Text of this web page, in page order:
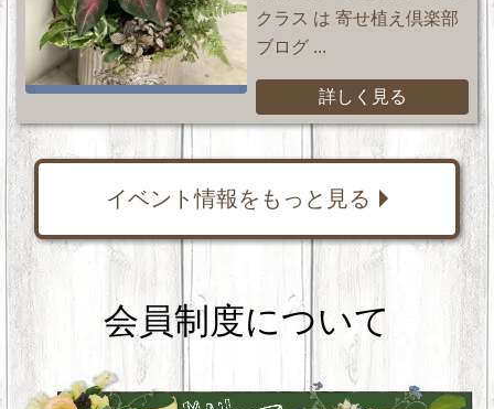
クラス は 寄せ植え倶楽部
ブログ ...
詳しく見る
イベント情報をもっと見る
会員制度について